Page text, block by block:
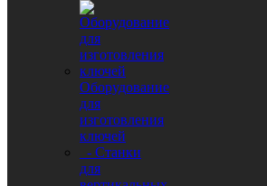
Оборудование
для
изготовления
ключей
- Станки
для